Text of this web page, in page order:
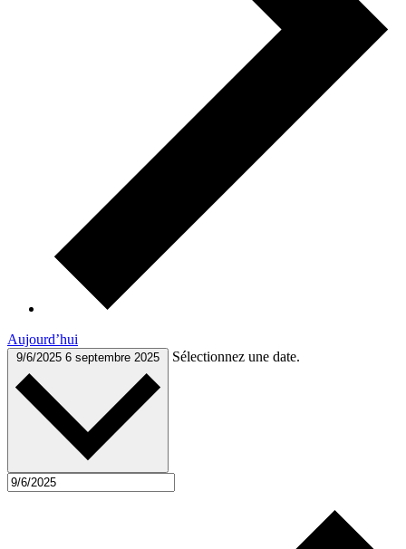
Aujourd’hui
9/6/2025 6 septembre 2025 Sélectionnez une date.